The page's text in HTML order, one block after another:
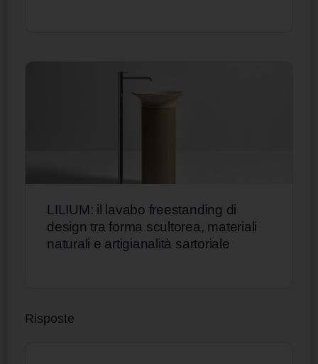
LILIUM: il lavabo freestanding di
design tra forma scultorea, materiali
naturali e artigianalità sartoriale
Risposte